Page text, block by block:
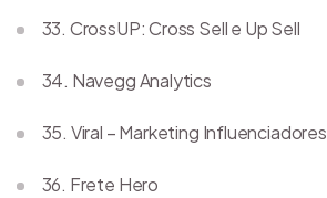
33. CrossUP: Cross Sell e Up Sell
34. Navegg Analytics
35. Viral – Marketing Influenciadores
36. Frete Hero